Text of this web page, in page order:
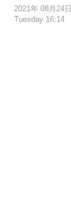
2021年 08月24日
Tuesday 16:14